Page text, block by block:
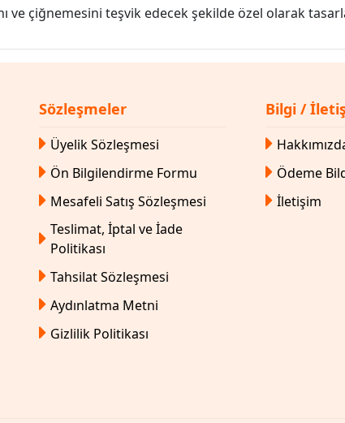
ve çiğnemesini teşvik edecek şekilde özel olarak
Sözleşmeler
Üyelik Sözleşmesi
Ön Bilgilendirme Formu
Mesafeli Satış Sözleşmesi
Teslimat, İptal ve İade
Politikası
Tahsilat Sözleşmesi
Aydınlatma Metni
Gizlilik Politikası
Bilgi /
Ödeme
İletişim